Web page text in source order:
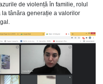
de violență în familie, rolul
la tânăra generație a valorilor